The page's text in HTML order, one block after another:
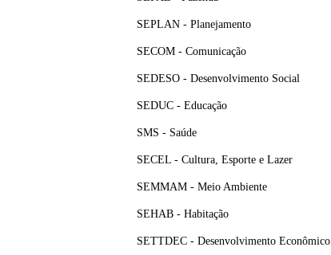
SEPLAN - Planejamento
SECOM - Comunicação
SEDESO - Desenvolvimento Social
SEDUC - Educação
SMS - Saúde
SECEL - Cultura, Esporte e Lazer
SEMMAM - Meio Ambiente
SEHAB - Habitação
SETTDEC - Desenvolvimento Econômico